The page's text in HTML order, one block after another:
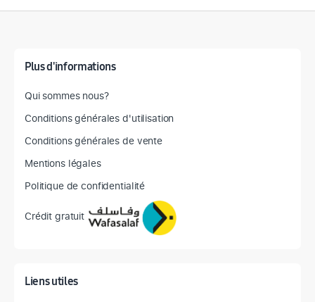
Plus d'informations
Qui sommes nous?
Conditions générales d'utilisation
Conditions générales de vente
Mentions légales
Politique de confidentialité
Crédit gratuit
Liens utiles